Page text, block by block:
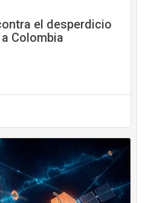
el desperdicio
Colombia